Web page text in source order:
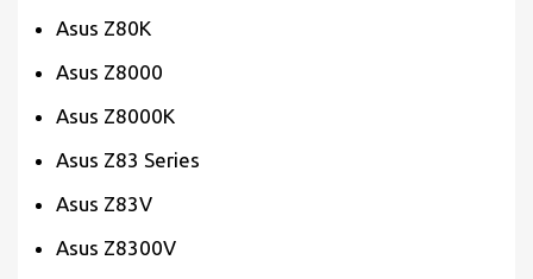
Asus Z80K
Asus Z8000
Asus Z8000K
Asus Z83 Series
Asus Z83V
Asus Z8300V